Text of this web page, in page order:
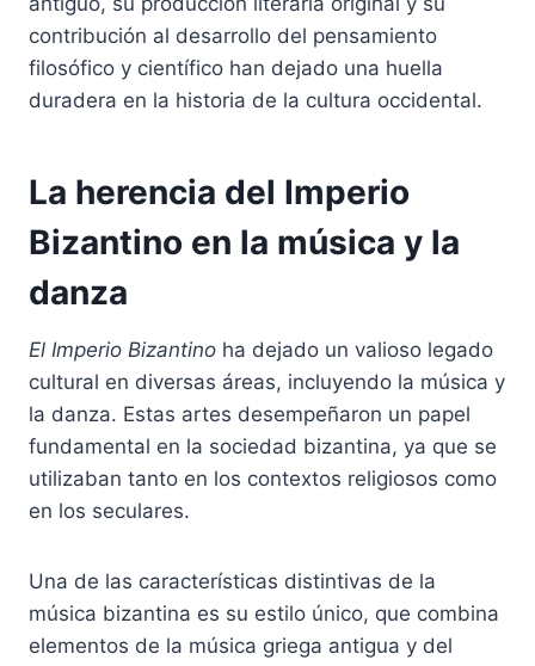
contribución al desarrollo del pensamiento
filosófico y científico han dejado una huella
duradera en la historia de la cultura occidental.
La herencia del Imperio
Bizantino en la música y la
danza
El Imperio Bizantino ha dejado un valioso legado
cultural en diversas áreas, incluyendo la música y
la danza. Estas artes desempeñaron un papel
fundamental en la sociedad bizantina, ya que se
utilizaban tanto en los contextos religiosos como
en los seculares.
Una de las características distintivas de la
música bizantina es su estilo único, que combina
elementos de la música griega antigua y del